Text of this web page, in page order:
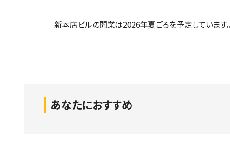
新本店ビルの開業は2026年夏ごろを予定しています。
あなたにおすすめ